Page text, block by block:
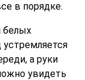
в порядке.
белых
а руки
увидеть